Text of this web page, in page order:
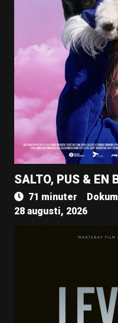
SALTO, PUS & EN
71 minuter
28 augusti, 2026